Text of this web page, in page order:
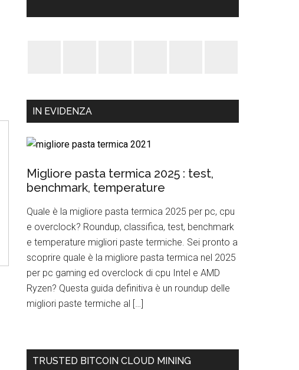
IN EVIDENZA
Migliore pasta termica 2025 : test,
benchmark, temperature
Quale è la migliore pasta termica 2025 per pc, cpu
e overclock? Roundup, classifica, test, benchmark
e temperature migliori paste termiche. Sei pronto a
scoprire quale è la migliore pasta termica nel 2025
per pc gaming ed overclock di cpu Intel e AMD
Ryzen? Questa guida definitiva è un roundup delle
migliori paste termiche al […]
TRUSTED BITCOIN CLOUD MINING